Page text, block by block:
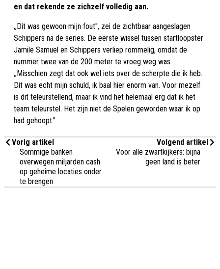
en dat rekende ze zichzelf volledig aan.
,,Dit was gewoon mijn fout'', zei de zichtbaar aangeslagen
Schippers na de series. De eerste wissel tussen startloopster
Jamile Samuel en Schippers verliep rommelig, omdat de
nummer twee van de 200 meter te vroeg weg was.
,,Misschien zegt dat ook wel iets over de scherpte die ik heb.
Dit was echt mijn schuld, ik baal hier enorm van. Voor mezelf
is dit teleurstellend, maar ik vind het helemaal erg dat ik het
team teleurstel. Het zijn niet de Spelen geworden waar ik op
had gehoopt.''
Vorig artikel
Sommige banken
overwegen miljarden cash
op geheime locaties onder
te brengen
Volgend artikel
Voor alle zwartkijkers: bijna
geen land is beter